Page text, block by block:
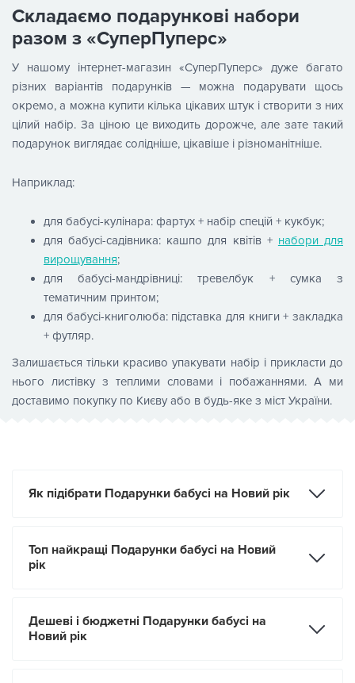
Складаємо подарункові набори
разом з «СуперПуперс»
У нашому інтернет-магазин «СуперПуперс» дуже багато
різних варіантів подарунків — можна подарувати щось
окремо, а можна купити кілька цікавих штук і створити з них
цілий набір. За ціною це виходить дорожче, але зате такий
подарунок виглядає солідніше, цікавіше і різноманітніше.
Наприклад:
для бабусі-кулінара: фартух + набір спецій + кукбук;
для бабусі-садівника: кашпо для квітів + ​​ набори для
вирощування;
для бабусі-мандрівниці: тревелбук + сумка з
тематичним принтом;
для бабусі-книголюба: підставка для книги + закладка
+ футляр.
Залишається тільки красиво упакувати набір і прикласти до
нього листівку з теплими словами і побажаннями. А ми
доставимо покупку по Києву або в будь-яке з міст України.
Як підібрати Подарунки бабусі на Новий рік
Топ найкращі Подарунки бабусі на Новий
рік
Дешеві і бюджетні Подарунки бабусі на
Новий рік